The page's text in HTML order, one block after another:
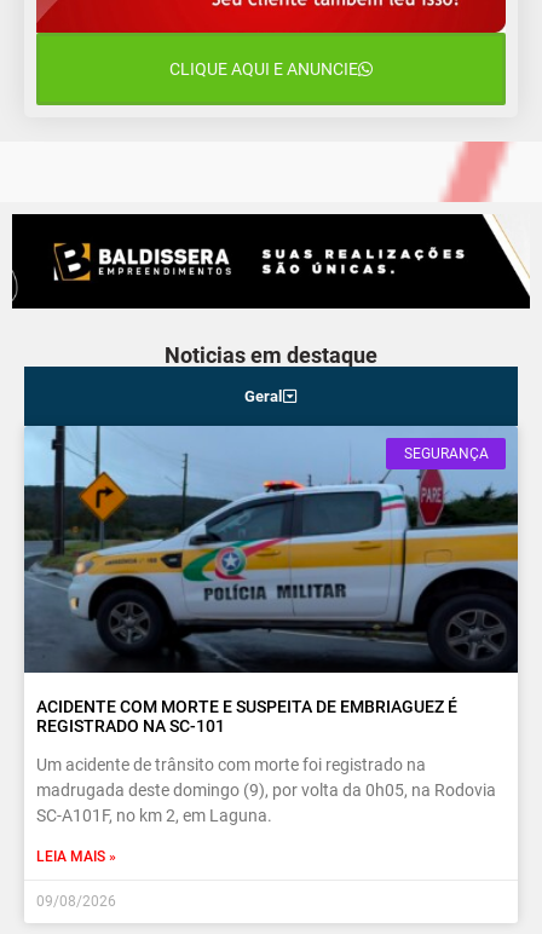
CLIQUE AQUI E ANUNCIE
Noticias em destaque
Geral
SEGURANÇA
ACIDENTE COM MORTE E SUSPEITA DE EMBRIAGUEZ É
REGISTRADO NA SC-101
Um acidente de trânsito com morte foi registrado na
madrugada deste domingo (9), por volta da 0h05, na Rodovia
SC-A101F, no km 2, em Laguna.
LEIA MAIS »
09/08/2026